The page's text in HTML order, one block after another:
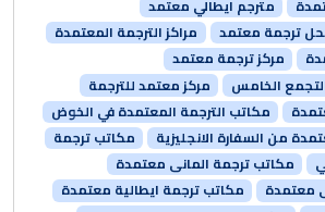
مترجم ايطالي معتمد
ترجمة معتمد
مراكز الترجمة المعتمدة
مركز ترجمة معتمد
الخامس
مركز معتمد للترجمة
مكاتب الترجمة المعتمدة في الخوض
من السفارة الانجليزية
مكاتب ترجمة
مكاتب ترجمة المانى معتمدة
معتمدة
مكاتب ترجمة ايطالية معتمدة